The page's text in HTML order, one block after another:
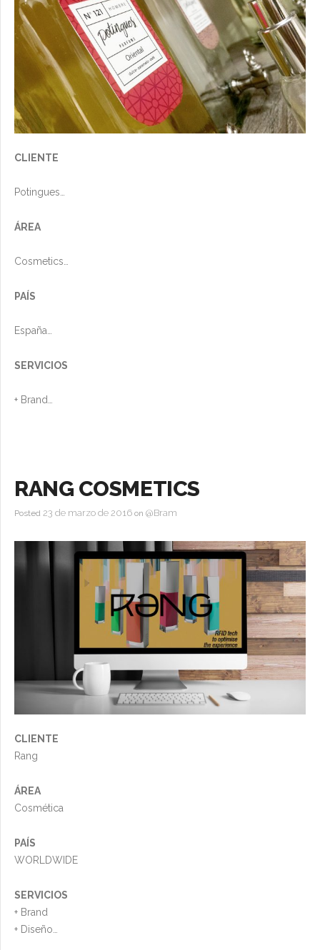
CLIENTE
Potingues
ÁREA
Cosmetics
PAÍS
España
SERVICIOS
+ Brand
RANG COSMETICS
Posted 23 de marzo de 2016 on @Bram
CLIENTE
Rang
ÁREA
Cosmética
PAÍS
WORLDWIDE
SERVICIOS
+ Brand
+ Diseño